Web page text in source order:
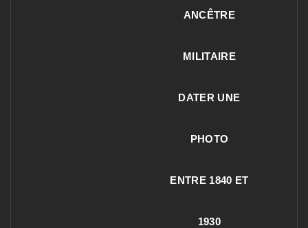
ANCÊTRE
MILITAIRE
DATER UNE
PHOTO
ENTRE 1840 ET
1930